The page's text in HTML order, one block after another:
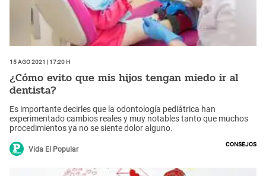
15 Ago 2021 | 17:20 h
¿Cómo evito que mis hijos tengan miedo ir al
dentista?
Es importante decirles que la odontología pediátrica han
experimentado cambios reales y muy notables tanto que muchos
procedimientos ya no se siente dolor alguno.
Vida El Popular
Consejos